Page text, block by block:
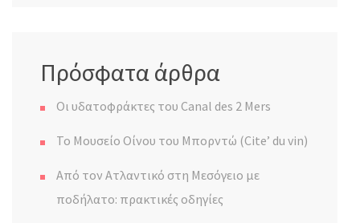
Πρόσφατα άρθρα
Οι υδατοφράκτες του Canal des 2 Mers
Το Μουσείο Οίνου του Μπορντώ (Cite’ du vin)
Από τον Ατλαντικό στη Μεσόγειο με
ποδήλατο: πρακτικές οδηγίες